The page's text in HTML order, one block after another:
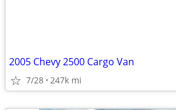
2005 Chevy 2500 Cargo Van
7/28 247k mi